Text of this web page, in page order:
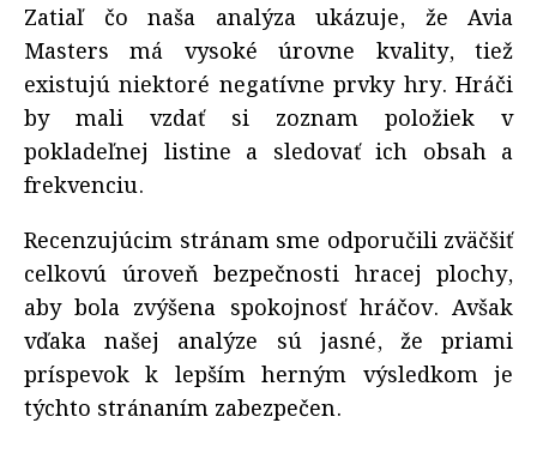
Zatiaľ čo naša analýza ukázuje, že Avia
Masters má vysoké úrovne kvality, tiež
existujú niektoré negatívne prvky hry. Hráči
by mali vzdať si zoznam položiek v
pokladeľnej listine a sledovať ich obsah a
frekvenciu.
Recenzujúcim stránam sme odporučili zväčšiť
celkovú úroveň bezpečnosti hracej plochy,
aby bola zvýšena spokojnosť hráčov. Avšak
vďaka našej analýze sú jasné, že priami
príspevok k lepším herným výsledkom je
týchto stránaním zabezpečen.